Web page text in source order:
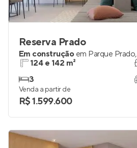
Reserva Prado
Em construção em Parque Prado,
124 e 142 m²
3
Venda a partir de
R$ 1.599.600